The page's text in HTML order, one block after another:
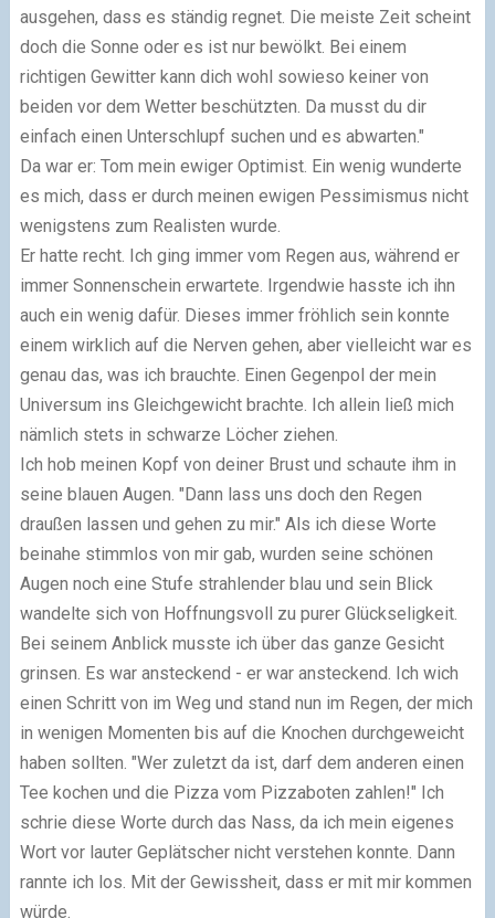
ausgehen, dass es ständig regnet. Die meiste Zeit scheint
doch die Sonne oder es ist nur bewölkt. Bei einem
richtigen Gewitter kann dich wohl sowieso keiner von
beiden vor dem Wetter beschützten. Da musst du dir
einfach einen Unterschlupf suchen und es abwarten."
Da war er: Tom mein ewiger Optimist. Ein wenig wunderte
es mich, dass er durch meinen ewigen Pessimismus nicht
wenigstens zum Realisten wurde.
Er hatte recht. Ich ging immer vom Regen aus, während er
immer Sonnenschein erwartete. Irgendwie hasste ich ihn
auch ein wenig dafür. Dieses immer fröhlich sein konnte
einem wirklich auf die Nerven gehen, aber vielleicht war es
genau das, was ich brauchte. Einen Gegenpol der mein
Universum ins Gleichgewicht brachte. Ich allein ließ mich
nämlich stets in schwarze Löcher ziehen.
Ich hob meinen Kopf von deiner Brust und schaute ihm in
seine blauen Augen. "Dann lass uns doch den Regen
draußen lassen und gehen zu mir." Als ich diese Worte
beinahe stimmlos von mir gab, wurden seine schönen
Augen noch eine Stufe strahlender blau und sein Blick
wandelte sich von Hoffnungsvoll zu purer Glückseligkeit.
Bei seinem Anblick musste ich über das ganze Gesicht
grinsen. Es war ansteckend - er war ansteckend. Ich wich
einen Schritt von im Weg und stand nun im Regen, der mich
in wenigen Momenten bis auf die Knochen durchgeweicht
haben sollten. "Wer zuletzt da ist, darf dem anderen einen
Tee kochen und die Pizza vom Pizzaboten zahlen!" Ich
schrie diese Worte durch das Nass, da ich mein eigenes
Wort vor lauter Geplätscher nicht verstehen konnte. Dann
rannte ich los. Mit der Gewissheit, dass er mit mir kommen
würde.